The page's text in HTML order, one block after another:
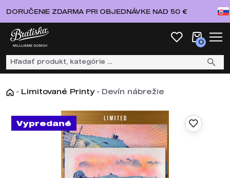
DORUČENIE ZDARMA PRI OBJEDNÁVKE NAD 50 €
0
- Limitované Printy - Devín nábrežie
Vypredané